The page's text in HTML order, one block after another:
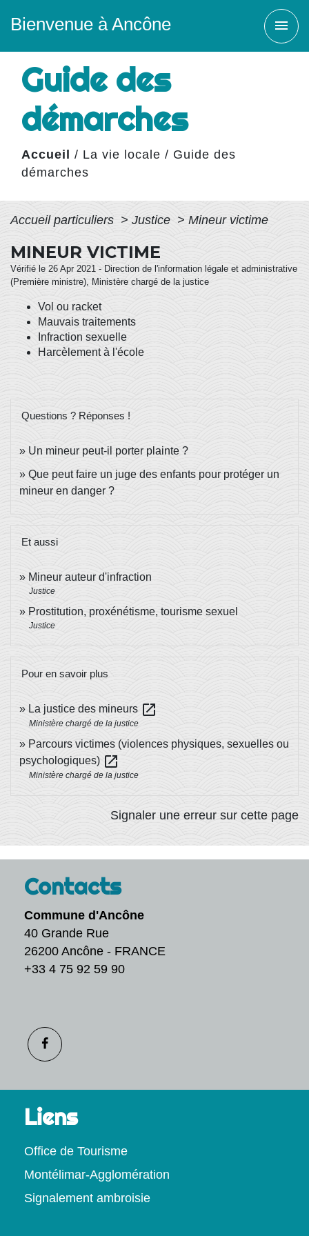
Bienvenue à Ancône menu
Guide des
démarches
Accueil / La vie locale / Guide des
démarches
Accueil particuliers > Justice > Mineur victime
MINEUR VICTIME
Vérifié le 26 Apr 2021 - Direction de l'information légale et administrative
(Première ministre), Ministère chargé de la justice
Vol ou racket
Mauvais traitements
Infraction sexuelle
Harcèlement à l'école
Questions ? Réponses !
Un mineur peut-il porter plainte ?
Que peut faire un juge des enfants pour protéger un
mineur en danger ?
Et aussi
Mineur auteur d'infraction
Justice
Prostitution, proxénétisme, tourisme sexuel
Justice
Pour en savoir plus
La justice des mineurs open_in_new
Ministère chargé de la justice
Parcours victimes (violences physiques, sexuelles ou
psychologiques) open_in_new
Ministère chargé de la justice
Signaler une erreur sur cette page
Contacts
Commune d'Ancône
40 Grande Rue
26200 Ancône - FRANCE
+33 4 75 92 59 90
Liens
Office de Tourisme
Montélimar-Agglomération
Signalement ambroisie